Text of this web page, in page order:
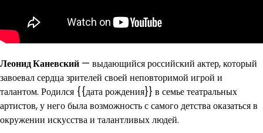
Леонид Каневский — выдающийся российский актер, который
завоевал сердца зрителей своей неповторимой игрой и
талантом. Родился {{дата рождения}} в семье театральных
артистов, у него была возможность с самого детства оказаться в
окружении искусства и талантливых людей.